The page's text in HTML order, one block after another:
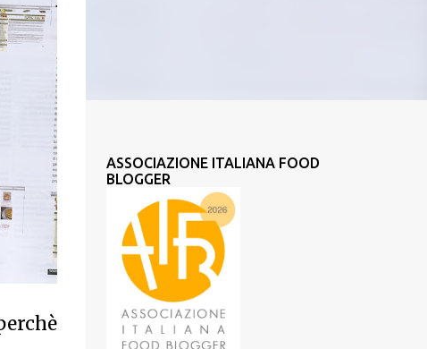
ASSOCIAZIONE ITALIANA FOOD
BLOGGER